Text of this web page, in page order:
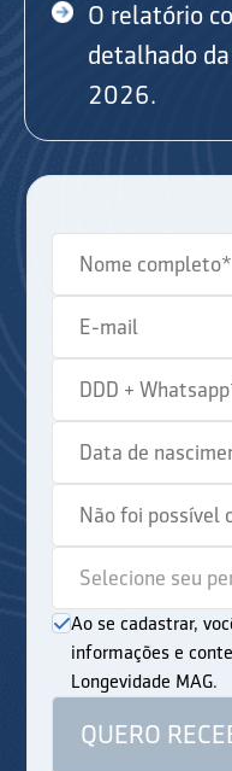
O relatório
detalhado
2026.
Ao se cadastrar,
informações e
Longevidade MAG.